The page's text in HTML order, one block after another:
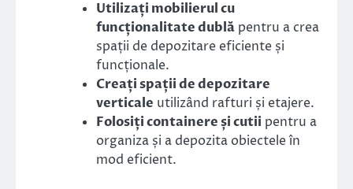
Utilizați mobilierul cu
funcționalitate dublă pentru a crea
spații de depozitare eficiente și
funcționale.
Creați spații de depozitare
verticale utilizând rafturi și etajere.
Folosiți containere și cutii pentru a
organiza și a depozita obiectele în
mod eficient.